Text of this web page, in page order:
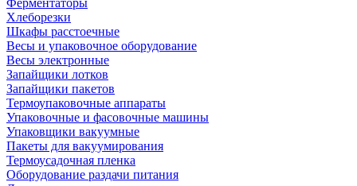
Ферментаторы
Хлеборезки
Шкафы расстоечные
Весы и упаковочное оборудование
Весы электронные
Запайщики лотков
Запайщики пакетов
Термоупаковочные аппараты
Упаковочные и фасовочные машины
Упаковщики вакуумные
Пакеты для вакуумирования
Термоусадочная пленка
Оборудование раздачи питания